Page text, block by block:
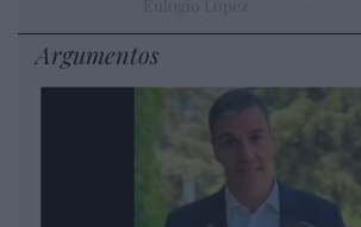
Argumentos